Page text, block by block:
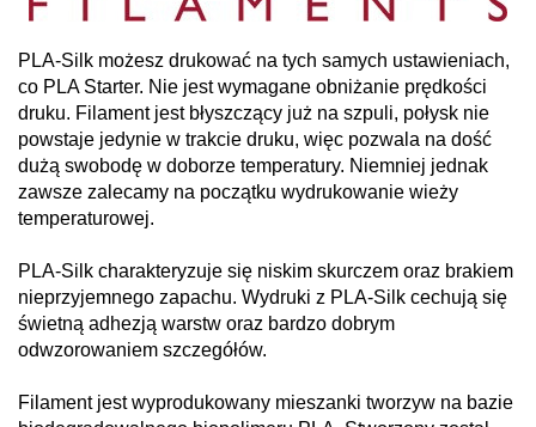
PLA-Silk możesz drukować na tych samych ustawieniach,
co PLA Starter. Nie jest wymagane obniżanie prędkości
druku. Filament jest błyszczący już na szpuli, połysk nie
powstaje jedynie w trakcie druku, więc pozwala na dość
dużą swobodę w doborze temperatury. Niemniej jednak
zawsze zalecamy na początku wydrukowanie wieży
temperaturowej.
PLA-Silk charakteryzuje się niskim skurczem oraz brakiem
nieprzyjemnego zapachu. Wydruki z PLA-Silk cechują się
świetną adhezją warstw oraz bardzo dobrym
odwzorowaniem szczegółów.
Filament jest wyprodukowany mieszanki tworzyw na bazie